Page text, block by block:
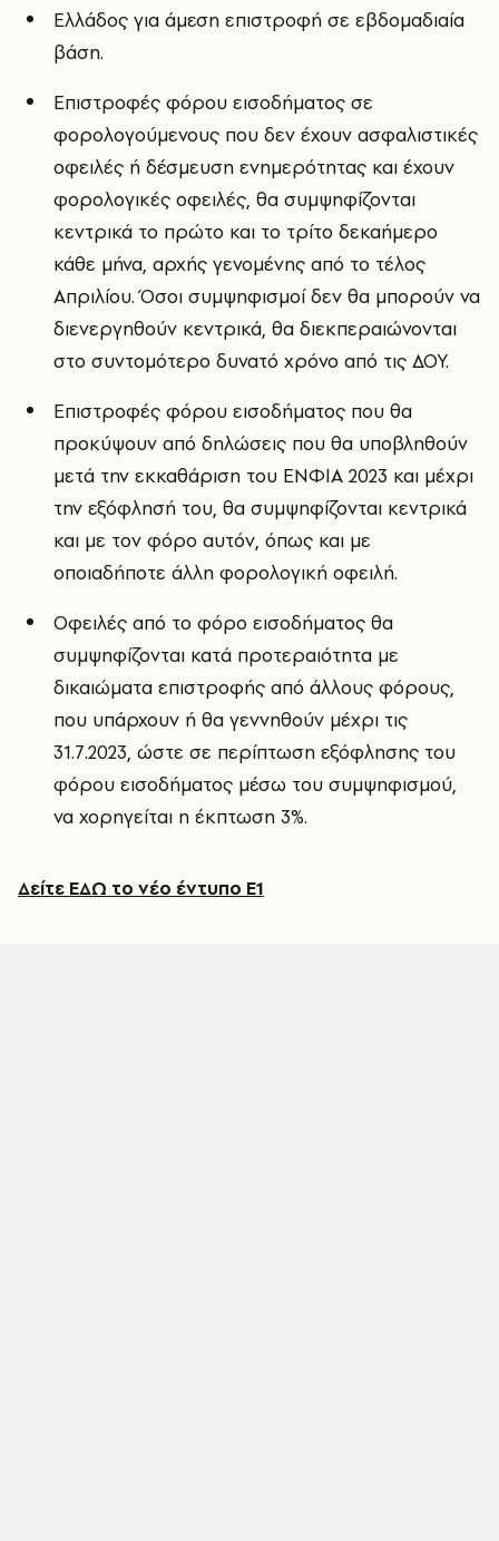
Ελλάδος για άμεση επιστροφή σε εβδομαδιαία
βάση.
Επιστροφές φόρου εισοδήματος σε
φορολογούμενους που δεν έχουν ασφαλιστικές
οφειλές ή δέσμευση ενημερότητας και έχουν
φορολογικές οφειλές, θα συμψηφίζονται
κεντρικά το πρώτο και το τρίτο δεκαήμερο
κάθε μήνα, αρχής γενομένης από το τέλος
Απριλίου. Όσοι συμψηφισμοί δεν θα μπορούν να
διενεργηθούν κεντρικά, θα διεκπεραιώνονται
στο συντομότερο δυνατό χρόνο από τις ΔΟΥ.
Επιστροφές φόρου εισοδήματος που θα
προκύψουν από δηλώσεις που θα υποβληθούν
μετά την εκκαθάριση του ΕΝΦΙΑ 2023 και μέχρι
την εξόφλησή του, θα συμψηφίζονται κεντρικά
και με τον φόρο αυτόν, όπως και με
οποιαδήποτε άλλη φορολογική οφειλή.
Οφειλές από το φόρο εισοδήματος θα
συμψηφίζονται κατά προτεραιότητα με
δικαιώματα επιστροφής από άλλους φόρους,
που υπάρχουν ή θα γεννηθούν μέχρι τις
31.7.2023, ώστε σε περίπτωση εξόφλησης του
φόρου εισοδήματος μέσω του συμψηφισμού,
να χορηγείται η έκπτωση 3%.
Δείτε ΕΔΩ το νέο έντυπο Ε1